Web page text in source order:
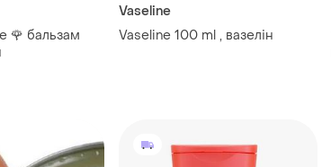
🌹 бальзам
Vaseline
Vaseline 100 ml , вазелін